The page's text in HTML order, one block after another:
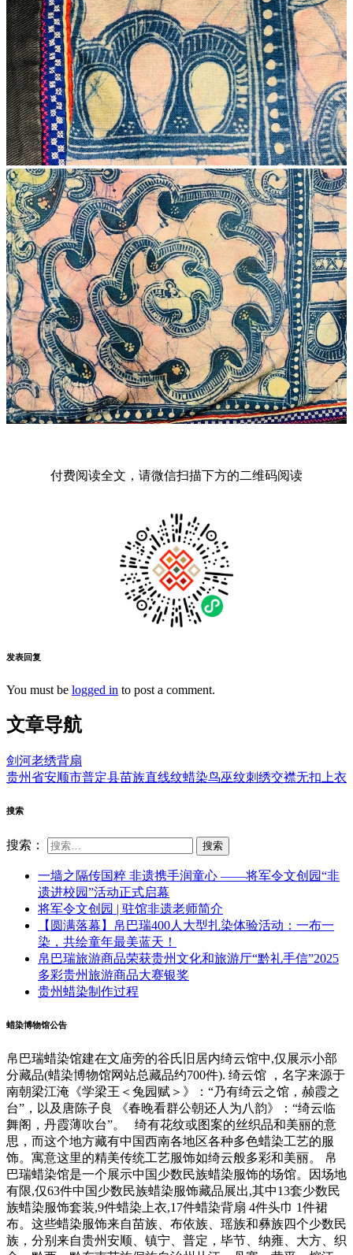
付费阅读全文，请微信扫描下方的二维码阅读
发表回复
You must be logged in to post a comment.
文章导航
剑河老绣背扇
贵州省安顺市普定县苗族直线纹蜡染鸟巫纹刺绣交襟无扣上衣
搜索
搜索：
一墙之隔传国粹 非遗携手润童心 ——将军令文创园“非
遗进校园”活动正式启幕
将军令文创园 | 驻馆非遗老师简介
【圆满落幕】帛巴瑞400人大型扎染体验活动：一布一
染，共绘童年最美蓝天！
帛巴瑞旅游商品荣获贵州文化和旅游厅“黔礼手信”2025
多彩贵州旅游商品大赛银奖
贵州蜡染制作过程
蜡染博物馆公告
帛巴瑞蜡染馆建在文庙旁的谷氏旧居内绮云馆中,仅展示小部
分藏品(蜡染博物馆网站总藏品约700件). 绮云馆 ，名字来源于
南朝梁江淹《学梁王＜兔园赋＞》：“乃有绮云之馆，赪霞之
台”，以及唐陈子良 《春晚看群公朝还人为八韵》：“绮云临
舞阁，丹霞薄吹台”。 绮有花纹或图案的丝织品和美丽的意
思，而这个地方藏有中国西南各地区各种多色蜡染工艺的服
饰。寓意这里的精美传统工艺服饰如绮云般多彩和美丽。 帛
巴瑞蜡染馆是一个展示中国少数民族蜡染服饰的场馆。因场地
有限,仅63件中国少数民族蜡染服饰藏品展出,其中13套少数民
族蜡染服饰套装,9件蜡染上衣,17件蜡染背扇 4件头巾 1件裙
布。这些蜡染服饰来自苗族、布依族、瑶族和彝族四个少数民
族，分别来自贵州安顺、镇宁、普定，毕节、纳雍、大方、织